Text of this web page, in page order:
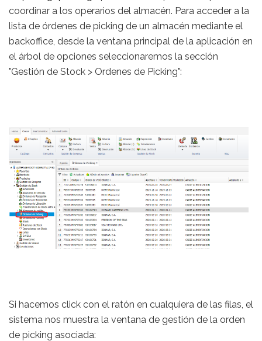
coordinar a los operarios del almacén. Para acceder a la
lista de órdenes de picking de un almacén mediante el
backoffice, desde la ventana principal de la aplicación en
el árbol de opciones seleccionaremos la sección
"Gestión de Stock > Ordenes de Picking":
Si hacemos click con el ratón en cualquiera de las filas, el
sistema nos muestra la ventana de gestión de la orden
de picking asociada: